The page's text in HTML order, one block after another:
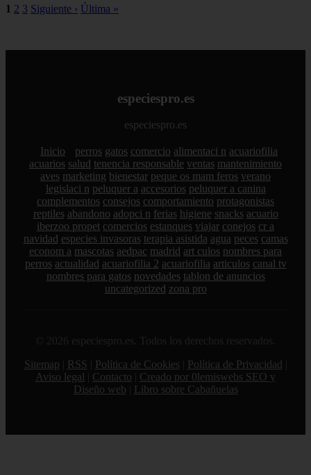
1 2 3 Siguiente › Última »
especiespro.es
especiespro.es
Inicio perros gatos comercio alimentaci n acuariofilia
acuarios salud tenencia responsable ventas mantenimiento
aves marketing bienestar peque os mam feros verano
legislaci n peluquer a accesorios peluquer a canina
complementos consejos comportamiento protagonistas
reptiles abandono adopci n ferias higiene snacks acuario
iberzoo propet comercios estanques viajar conejos cr a
navidad especies invasoras terapia asistida agua peces camas
econom a mascotas aedpac madrid art culos nombres para
perros actualidad acuariofilia 2 acuariofilia articulos canal tv
nombres para gatos novedades tablon de anuncios
uncategorized zona pro
© 2026 especiespro.es. Todos los derechos reservados.
Sitemap
RSS Política de Cookies Política de Privacidad
Aviso legal
Contacto
Creado por 0lemiswebs SEO y
Diseño web
Libro sobre Cabañuelas